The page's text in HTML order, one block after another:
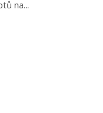
na...